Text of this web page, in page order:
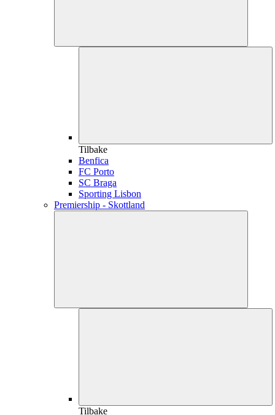
Tilbake
Benfica
FC Porto
SC Braga
Sporting Lisbon
Premiership - Skottland
Tilbake